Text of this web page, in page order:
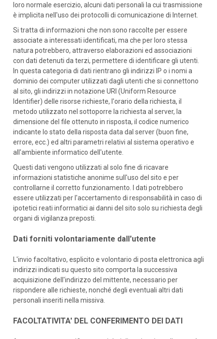
loro normale esercizio, alcuni dati personali la cui trasmissione
è implicita nell'uso dei protocolli di comunicazione di Internet.
Si tratta di informazioni che non sono raccolte per essere
associate a interessati identificati, ma che per loro stessa
natura potrebbero, attraverso elaborazioni ed associazioni
con dati detenuti da terzi, permettere di identificare gli utenti.
In questa categoria di dati rientrano gli indirizzi IP o i nomi a
dominio dei computer utilizzati dagli utenti che si connettono
al sito, gli indirizzi in notazione URI (Uniform Resource
Identifier) delle risorse richieste, l'orario della richiesta, il
metodo utilizzato nel sottoporre la richiesta al server, la
dimensione del file ottenuto in risposta, il codice numerico
indicante lo stato della risposta data dal server (buon fine,
errore, ecc.) ed altri parametri relativi al sistema operativo e
all'ambiente informatico dell'utente.
Questi dati vengono utilizzati al solo fine di ricavare
informazioni statistiche anonime sull'uso del sito e per
controllarne il corretto funzionamento. I dati potrebbero
essere utilizzati per l'accertamento di responsabilità in caso di
ipotetici reati informatici ai danni del sito solo su richiesta degli
organi di vigilanza preposti.
Dati forniti volontariamente dall'utente
L'invio facoltativo, esplicito e volontario di posta elettronica agli
indirizzi indicati su questo sito comporta la successiva
acquisizione dell'indirizzo del mittente, necessario per
rispondere alle richieste, nonché degli eventuali altri dati
personali inseriti nella missiva.
FACOLTATIVITA' DEL CONFERIMENTO DEI DATI